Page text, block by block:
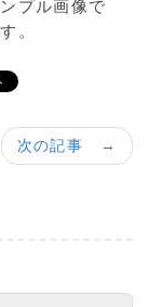
プル画像で
。
次の記事 →